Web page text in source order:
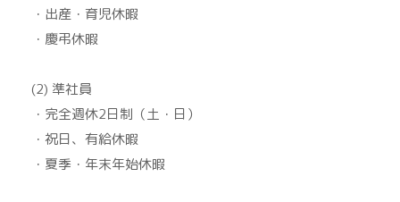
・出産・育児休暇
・慶弔休暇
(2) 準社員
・完全週休2日制（土・日）
・祝日、有給休暇
・夏季・年末年始休暇